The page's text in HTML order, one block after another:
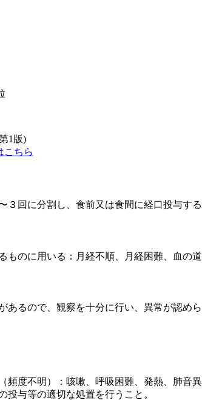
1版)
こちら
３回に分割し、食前又は食間に経口投与す
ものに用いる：月経不順、月経困難、血の
あるので、観察を十分に行い、異常が認め
度不明）：咳嗽、呼吸困難、発熱、肺音
投与等の適切な処置を行うこと。